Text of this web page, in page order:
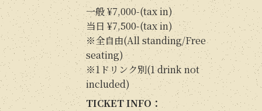
一般 ¥7,000-(tax in)
当日 ¥7,500-(tax in)
※全自由(All standing/Free
seating)
※1ドリンク別(1 drink not
included)
TICKET INFO：